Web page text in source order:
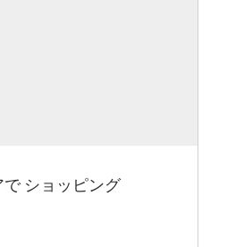
で ショッピング